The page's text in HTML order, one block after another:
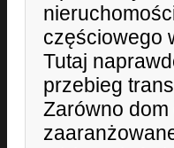
częściowego
Tutaj
przebieg
Zarówno dom